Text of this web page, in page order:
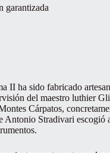
garantizada
II ha sido fabricado
del maestro luthier
Cárpatos,
Antonio Stradivari escogió